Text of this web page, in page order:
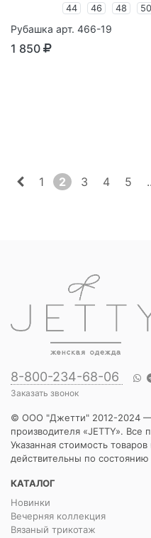
44 46 48 50
Рубашка арт. 466-19
1 850
1 2 3 4 5
8-800-234-68-06
Заказать звонок
© ООО "Джетти" 2012-2024
производителя «JETTY». Все
Указанная стоимость
действительны по
КАТАЛОГ
Новинки
Вечерняя коллекция
Вязаный трикотаж